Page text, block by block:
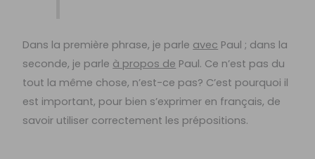
Dans la première phrase, je parle avec Paul ; dans la
seconde, je parle à propos de Paul. Ce n’est pas du
tout la même chose, n’est-ce pas? C’est pourquoi il
est important, pour bien s’exprimer en français, de
savoir utiliser correctement les prépositions.